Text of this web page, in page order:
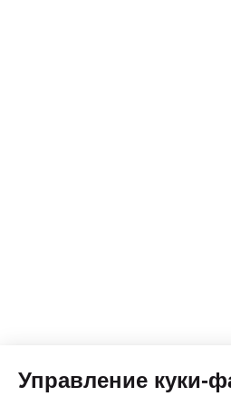
Управление куки-